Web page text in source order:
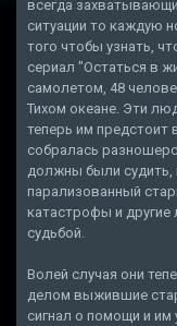
всегда
ситуации то каждую
того чтобы узнать,
сериал "Остаться в
самолетом, 48
Тихом океане. Эти
теперь им предстоит
собралась
должны были судить,
парализованный
катастрофы и
судьбой.
Волей случая они
делом выжившие
сигнал о помощи и им